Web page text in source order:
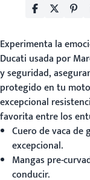
Experimenta la
Ducati usada por
y seguridad,
protegido en tu
excepcional
favorita entre los
Cuero de vaca
excepcional.
Mangas pre-
conducir.